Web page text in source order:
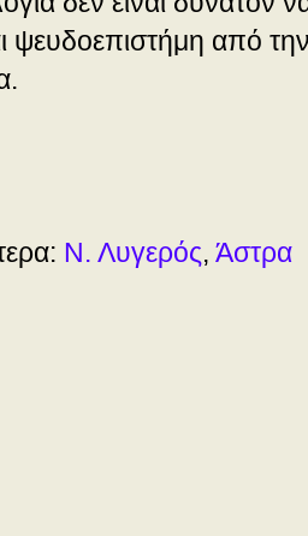
ψευδοεπιστήμη από
Ν. Λυγερός, Άστρα